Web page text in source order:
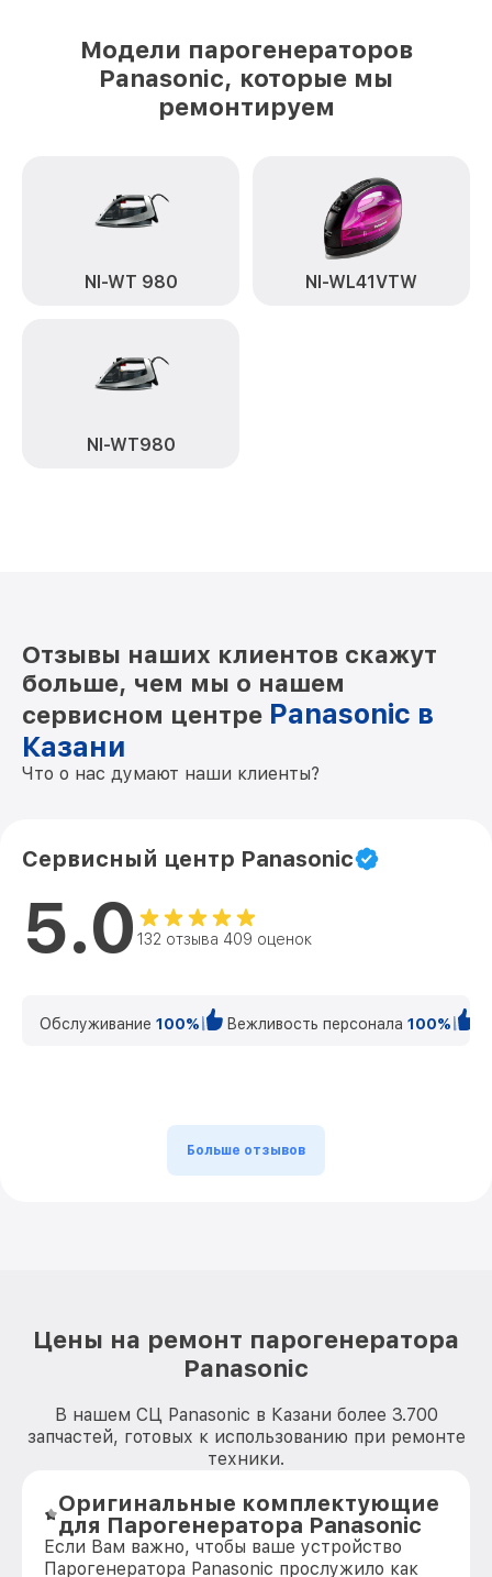
Модели парогенераторов
Panasonic, которые мы
ремонтируем
NI-WT 980 NI-WL41VTW
NI-WT980
Отзывы наших клиентов скажут
больше, чем мы о нашем
сервисном центре Panasonic в
Казани
Что о нас думают наши клиенты?
Сервисный центр Panasonic
5.0 132 отзыва 409 оценок
Обслуживание 100% Вежливость персонала 100%
Больше отзывов
Цены на ремонт парогенератора
Panasonic
В нашем СЦ Panasonic в Казани более 3.700
запчастей, готовых к использованию при ремонте
техники.
Оригинальные комплектующие
для Парогенератора Panasonic
Если Вам важно, чтобы ваше устройство
Парогенератора Panasonic прослужило как